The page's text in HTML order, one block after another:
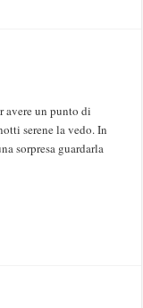
avere un punto di
serene la vedo. In
sorpresa guardarla